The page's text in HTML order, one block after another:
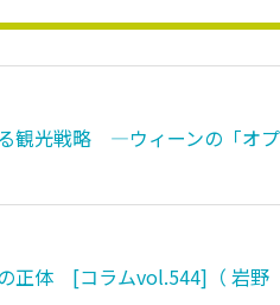
る観光戦略 ―ウィーンの「オ
の正体 [コラムvol.544]（ 岩野